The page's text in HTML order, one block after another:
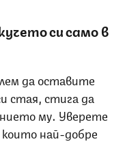
си само в
да оставите
стая, стига да
му. Уверете
най-добре